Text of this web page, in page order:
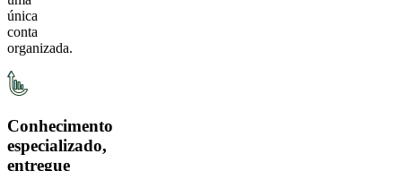
única
conta
organizada.
Conhecimento
especializado,
entregue